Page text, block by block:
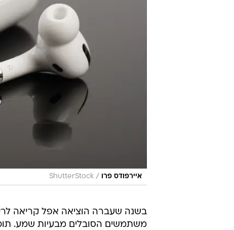
איירפודס פרו /
ShutterStock
משתמשים הסובלים מבעיות שמע.